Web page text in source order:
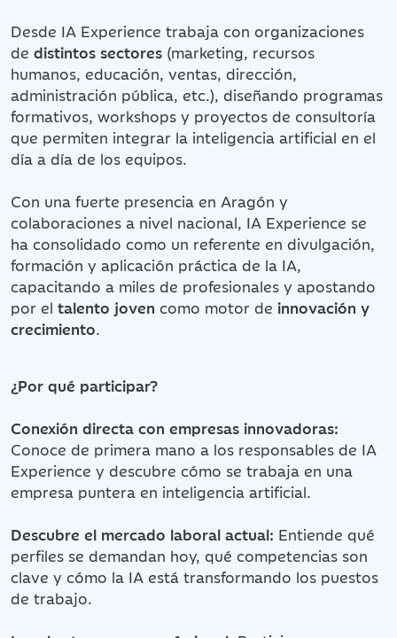
Desde IA Experience trabaja con organizaciones
de distintos sectores (marketing, recursos
humanos, educación, ventas, dirección,
administración pública, etc.), diseñando programas
formativos, workshops y proyectos de consultoría
que permiten integrar la inteligencia artificial en el
día a día de los equipos.
Con una fuerte presencia en Aragón y
colaboraciones a nivel nacional, IA Experience se
ha consolidado como un referente en divulgación,
formación y aplicación práctica de la IA,
capacitando a miles de profesionales y apostando
por el talento joven como motor de innovación y
crecimiento.
¿Por qué participar?
Conexión directa con empresas innovadoras:
Conoce de primera mano a los responsables de IA
Experience y descubre cómo se trabaja en una
empresa puntera en inteligencia artificial.
Descubre el mercado laboral actual: Entiende qué
perfiles se demandan hoy, qué competencias son
clave y cómo la IA está transformando los puestos
de trabajo.